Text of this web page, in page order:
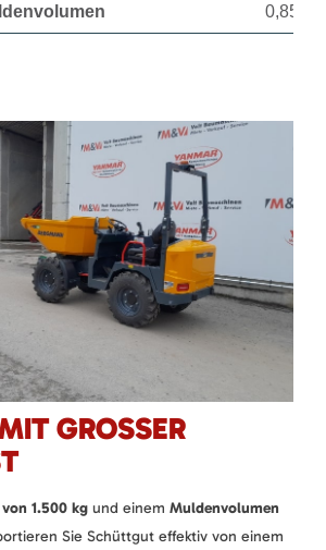
0,85 m³
GROSSER N
1.500 kg und einem Muldenvolumen
Sie Schüttgut effektiv von einem